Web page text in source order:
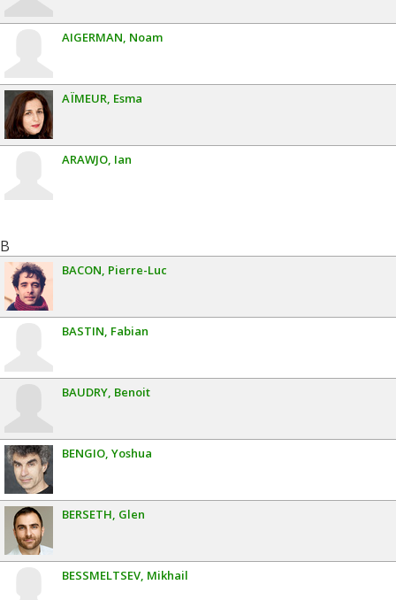
AIGERMAN Noam
AÏMEUR Esma
ARAWJO Ian
B
BACON Pierre-Luc
BASTIN Fabian
BAUDRY Benoit
BENGIO Yoshua
BERSETH Glen
BESSMELTSEV Mikhail